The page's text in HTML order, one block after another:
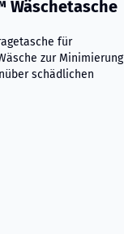
Wäschetasche
für
zur Minimierung
schädlichen